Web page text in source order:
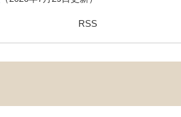
RSS